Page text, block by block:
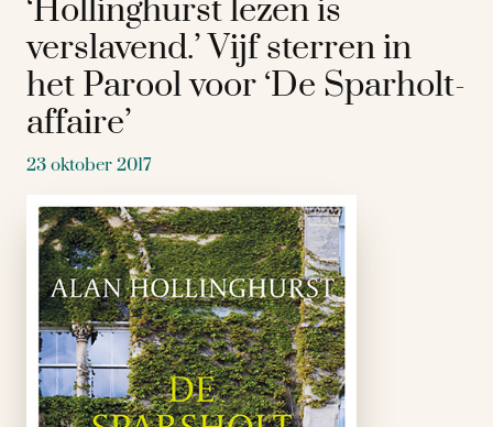
‘Hollinghurst lezen is
verslavend.’ Vijf sterren in
het Parool voor ‘De Sparholt-
affaire’
23 oktober 2017